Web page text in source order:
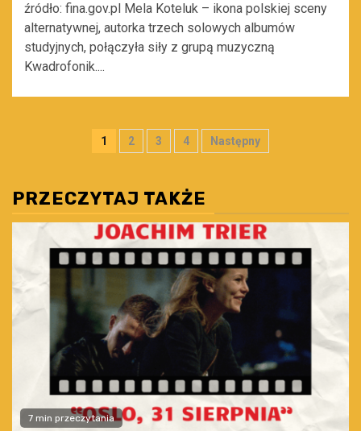
źródło: fina.gov.pl Mela Koteluk – ikona polskiej sceny
alternatywnej, autorka trzech solowych albumów
studyjnych, połączyła siły z grupą muzyczną
Kwadrofonik....
Stronicowanie
1 2 3 4 Następny
PRZECZYTAJ TAKŻE
7 min przeczytania